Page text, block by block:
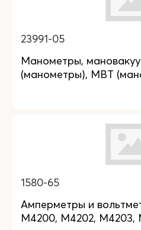
23991-05
Манометры,
(манометры), МВТ
1580-65
Амперметры и
М4200, М4202, М4203,